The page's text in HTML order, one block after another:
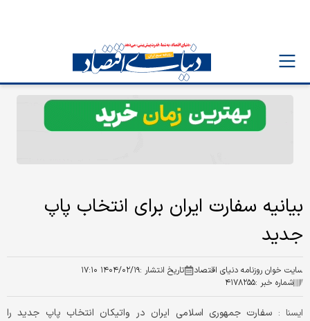
بیانیه سفارت ایران برای انتخاب پاپ
جدید
سایت خوان روزنامه دنیای اقتصاد تاریخ انتشار :۱۴۰۴/۰۲/۱۹ ۱۷:۱۰
شماره خبر :۴۱۷۸۲۵۵
ايسنا : سفارت جمهوری اسلامی ایران در واتیکان انتخاب پاپ جدید را